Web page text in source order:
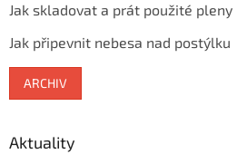
Jak skladovat a prát použité pleny
Jak připevnit nebesa nad postýlku
ARCHIV
Aktuality